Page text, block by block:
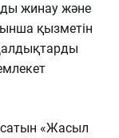
жинау және
қызметін
«Жасыл